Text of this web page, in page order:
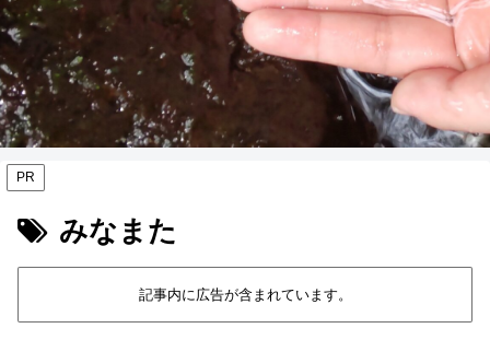
PR
みなまた
記事内に広告が含まれています。